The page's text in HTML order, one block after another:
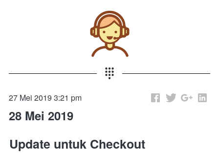
27 Mei 2019 3:21 pm
28 Mei 2019
Update untuk Checkout